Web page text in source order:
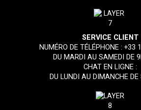
SERVICE CLIENT
NUMÉRO DE TÉLÉPHONE :+33
DU MARDI AU SAMEDI DE
CHAT EN LIGNE :
DU LUNDI AU DIMANCHE